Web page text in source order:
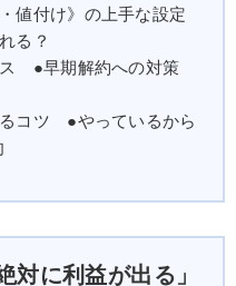
値付け》の上手な設定
る？
ス ●早期解約への対策
コツ ●やっているから
対に利益が出る」